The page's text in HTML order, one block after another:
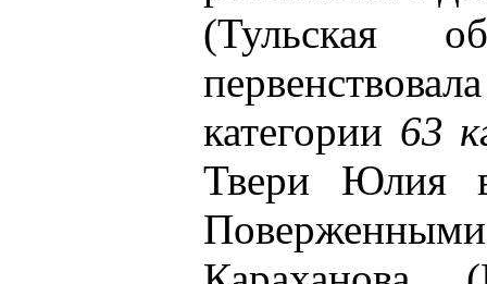
(Тульская
категории 63
Твери Юлия